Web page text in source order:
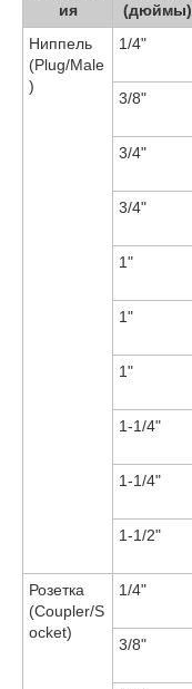
ия
(дюймы)
Ниппель
(Plug/Male
)
1/4"
3/8"
3/4"
3/4"
1"
1"
1"
1-1/4"
1-1/4"
1-1/2"
Розетка
(Coupler/S
ocket)
1/4"
3/8"